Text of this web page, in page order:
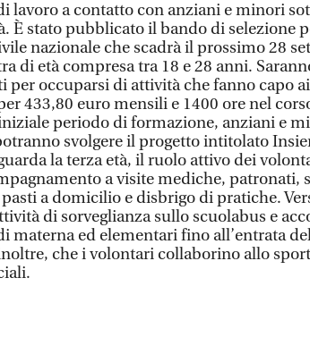
lavoro a contatto con anziani e minori
È stato pubblicato il bando di selezione
nazionale che scadrà il prossimo 28
di età compresa tra 18 e 28 anni.
per occuparsi di attività che fanno capo
433,80 euro mensili e 1400 ore nel
periodo di formazione, anziani e
svolgere il progetto intitolato
la terza età, il ruolo attivo dei
a visite mediche, patronati,
pasti a domicilio e disbrigo di pratiche.
di sorveglianza sullo scuolabus e
materna ed elementari fino all’entrata
che i volontari collaborino allo